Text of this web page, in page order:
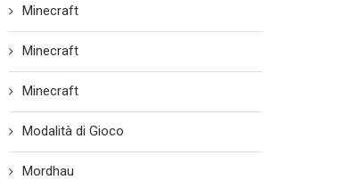
Minecraft
Minecraft
Minecraft
Modalità di Gioco
Mordhau